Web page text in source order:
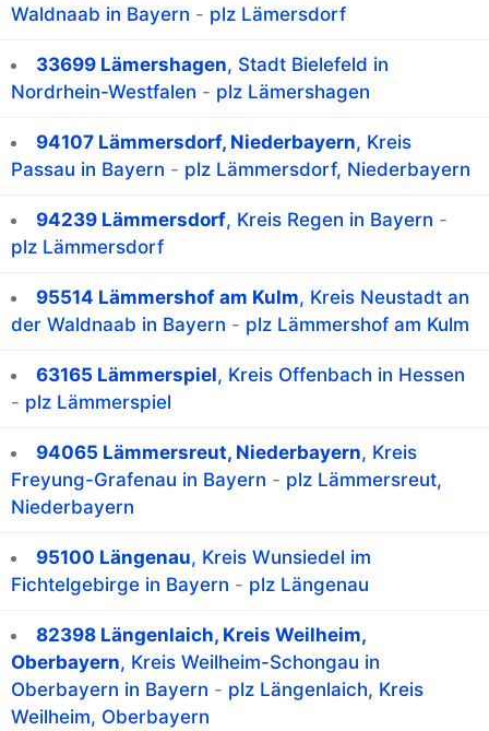
Waldnaab in Bayern - plz Lämersdorf
33699 Lämershagen, Stadt Bielefeld in
Nordrhein-Westfalen - plz Lämershagen
94107 Lämmersdorf, Niederbayern, Kreis
Passau in Bayern - plz Lämmersdorf, Niederbayern
94239 Lämmersdorf, Kreis Regen in Bayern -
plz Lämmersdorf
95514 Lämmershof am Kulm, Kreis Neustadt an
der Waldnaab in Bayern - plz Lämmershof am Kulm
63165 Lämmerspiel, Kreis Offenbach in Hessen
- plz Lämmerspiel
94065 Lämmersreut, Niederbayern, Kreis
Freyung-Grafenau in Bayern - plz Lämmersreut,
Niederbayern
95100 Längenau, Kreis Wunsiedel im
Fichtelgebirge in Bayern - plz Längenau
82398 Längenlaich, Kreis Weilheim,
Oberbayern, Kreis Weilheim-Schongau in
Oberbayern in Bayern - plz Längenlaich, Kreis
Weilheim, Oberbayern